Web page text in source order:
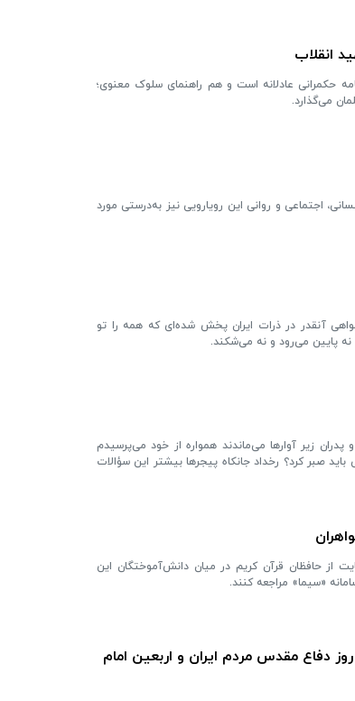
انقلاب
حکمرانی عادلانه است و هم راهنمای سلوک معنوی؛
می‌گذارد.
اجتماعی و روانی این رویارویی نیز به‌درستی مورد
آنقدر در ذرات ایران پخش شده‌ای که همه را تو
نه پایین می‌رود و نه می‌شکند.
زیر آوارها می‌ماندند همواره از خود می‌پرسیدم
صبر کرد؟ رخداد جانکاه پیجرها بیشتر این سؤالات
از حافظان قرآن کریم در میان دانش‌آموختگان این
«سیما» مراجعه کنند.
دفاع مقدس مردم ایران و اربعین امام